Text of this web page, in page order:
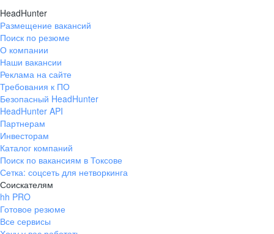
HeadHunter
Размещение вакансий
Поиск по резюме
О компании
Наши вакансии
Реклама на сайте
Требования к ПО
Безопасный HeadHunter
HeadHunter API
Партнерам
Инвесторам
Каталог компаний
Поиск по вакансиям в Токсове
Сетка: соцсеть для нетворкинга
Соискателям
hh PRO
Готовое резюме
Все сервисы